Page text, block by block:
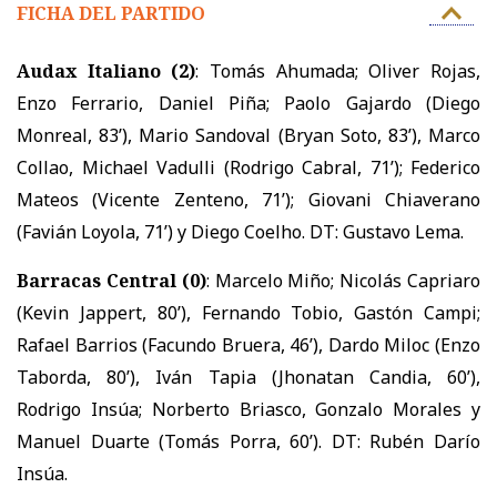
FICHA DEL PARTIDO
Audax Italiano (2): Tomás Ahumada; Oliver Rojas,
Enzo Ferrario, Daniel Piña; Paolo Gajardo (Diego
Monreal, 83’), Mario Sandoval (Bryan Soto, 83’), Marco
Collao, Michael Vadulli (Rodrigo Cabral, 71’); Federico
Mateos (Vicente Zenteno, 71’); Giovani Chiaverano
(Favián Loyola, 71’) y Diego Coelho. DT: Gustavo Lema.
Barracas Central (0): Marcelo Miño; Nicolás Capriaro
(Kevin Jappert, 80’), Fernando Tobio, Gastón Campi;
Rafael Barrios (Facundo Bruera, 46’), Dardo Miloc (Enzo
Taborda, 80’), Iván Tapia (Jhonatan Candia, 60’),
Rodrigo Insúa; Norberto Briasco, Gonzalo Morales y
Manuel Duarte (Tomás Porra, 60’). DT: Rubén Darío
Insúa.